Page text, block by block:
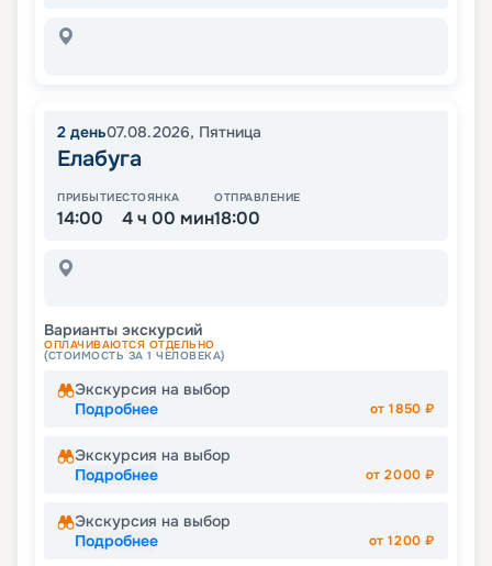
2 день07.08.2026, Пятница
Елабуга
ПРИБЫТИЕ
14:00
СТОЯНКА
4 ч 00 мин
ОТПРАВЛЕНИЕ
18:00
Варианты экскурсий
ОПЛАЧИВАЮТСЯ ОТДЕЛЬНО
(СТОИМОСТЬ ЗА 1 ЧЕЛОВЕКА)
Экскурсия на выбор
Подробнее
от1850 ₽
Экскурсия на выбор
Подробнее
от2000 ₽
Экскурсия на выбор
Подробнее
от1200 ₽